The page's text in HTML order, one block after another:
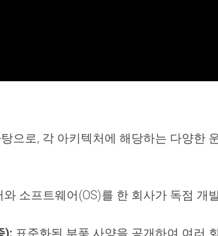
으로, 각 아키텍처에 해당하는 다양한
소프트웨어(OS)를 한 회사가 독점 개
): 표준화된 부품 사양을 공개하여 여러